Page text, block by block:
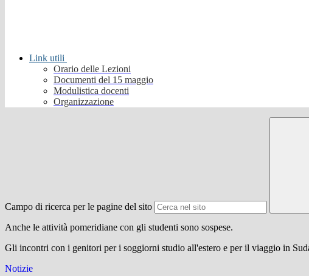
Link utili
Orario delle Lezioni
Documenti del 15 maggio
Modulistica docenti
Organizzazione
Campo di ricerca per le pagine del sito
Anche le attività pomeridiane con gli studenti sono sospese.
Gli incontri con i genitori per i soggiorni studio all'estero e per il viaggio in
Notizie